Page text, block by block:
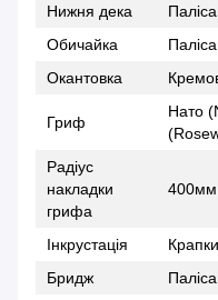
Нижня дека
Обичайка
Окантовка
Гриф
Нато
Радіус
накладки
грифа
400мм
Інкрустація
Бридж